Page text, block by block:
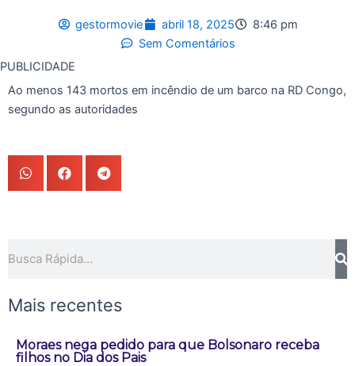
gestormovie abril 18, 2025
8:46 pm
Sem Comentários
PUBLICIDADE
Ao menos 143 mortos em incêndio de um barco na RD Congo,
segundo as autoridades
Mais recentes
Moraes nega pedido para que Bolsonaro receba
filhos no Dia dos Pais